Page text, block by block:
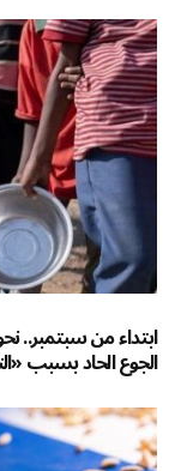
الجوع الحاد بسبب